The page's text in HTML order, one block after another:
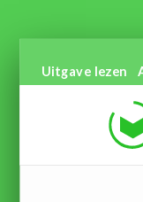
Uitgave lezen